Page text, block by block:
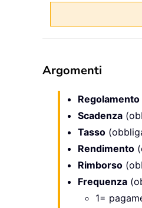
Argomenti
Regolamento
Scadenza
Tasso
Rendimento
Rimborso
Frequenza
1=